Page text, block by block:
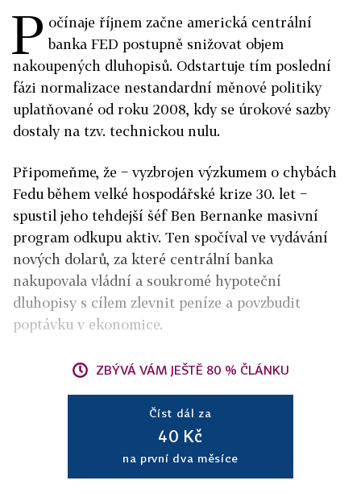
P očínaje říjnem začne americká centrální
banka FED postupně snižovat objem
nakoupených dluhopisů. Odstartuje tím poslední
fázi normalizace nestandardní měnové politiky
uplatňované od roku 2008, kdy se úrokové sazby
dostaly na tzv. technickou nulu.
Připomeňme, že − vyzbrojen výzkumem o chybách
Fedu během velké hospodářské krize 30. let −
spustil jeho tehdejší šéf Ben Bernanke masivní
program odkupu aktiv. Ten spočíval ve vydávání
nových dolarů, za které centrální banka
nakupovala vládní a soukromé hypoteční
dluhopisy s cílem zlevnit peníze a povzbudit
poptávku v ekonomice.
ZBÝVÁ VÁM JEŠTĚ 80 % ČLÁNKU
Číst dál za
40 Kč
na první dva měsíce